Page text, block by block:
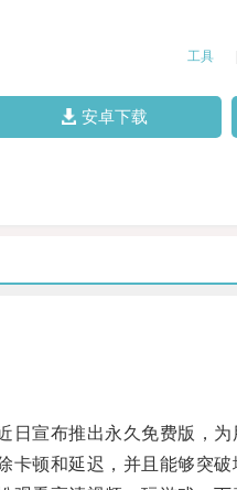
工具
安卓下载
宣布推出永久免费版，为
顿和延迟，并且能够突破